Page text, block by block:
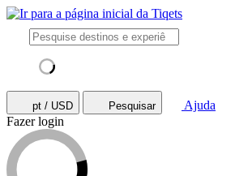
pt / USD Pesquisar
Ajuda
Fazer login